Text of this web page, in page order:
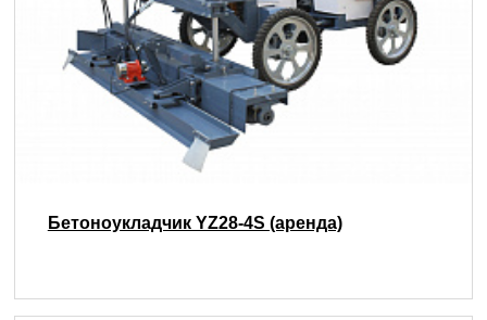
Бетоноукладчик YZ28-4S (аренда)